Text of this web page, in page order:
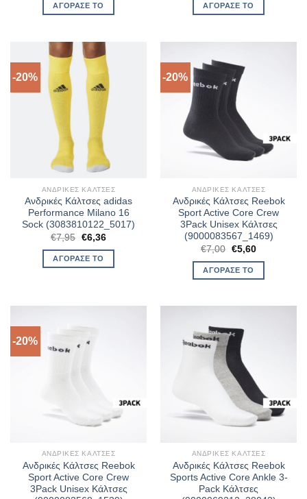
ΑΓΌΡΑΣΈ ΤΟ ΑΓΌΡΑΣΈ ΤΟ
-20%
ΑΝΔΡΙΚΈΣ ΚΆΛΤΣΕΣ
Ανδρικές Κάλτσες adidas
Performance Milano 16
Sock (3083810122_5017)
€7,95 Original
was:
€7,95.
€6,36Η
ΑΓΌΡΑΣΈ ΤΟ
-20%
ΑΝΔΡΙΚΈΣ ΚΆΛΤΣΕΣ
Ανδρικές Κάλτσες Reebok
Sport Active Core Crew
3Pack Unisex Κάλτσες
(9000083567_1469)
€7,00 Original
was:
€7,00.
€5,60Η
ΑΓΌΡΑΣΈ ΤΟ
-20%
ΑΝΔΡΙΚΈΣ ΚΆΛΤΣΕΣ
Ανδρικές Κάλτσες Reebok
Sport Active Core Crew
3Pack Unisex Κάλτσες
ΑΝΔΡΙΚΈΣ ΚΆΛΤΣΕΣ
Ανδρικές Κάλτσες Reebok
Sports Active Core Ankle 3-
Pack Κάλτσες